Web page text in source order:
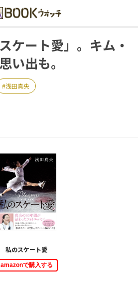
ケート愛」。キム・
い出も。
浅田真央
私のスケート愛
amazonで購入する